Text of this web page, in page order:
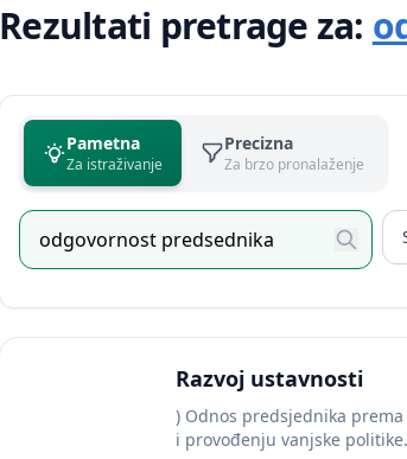
Rezultati pretrage za:
Pametna
Za istraživanje
Precizna
Za brzo pronalaženje
Razvoj ustavnosti
) Odnos predsjednika
i provođenju vanjske